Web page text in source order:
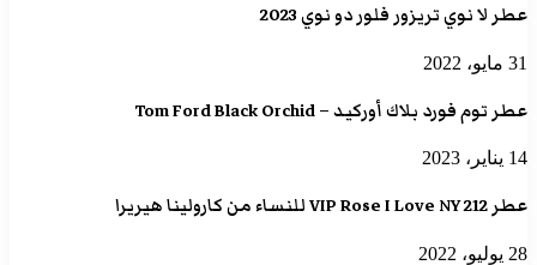
عطر لا نوي تريزور فلور دو نوي 2023
31 مايو، 2022
عطر توم فورد بلاك أوركيد – Tom Ford Black Orchid
14 يناير، 2023
عطر 212 VIP Rose I Love NY للنساء من كارولينا هيريرا
28 يوليو، 2022